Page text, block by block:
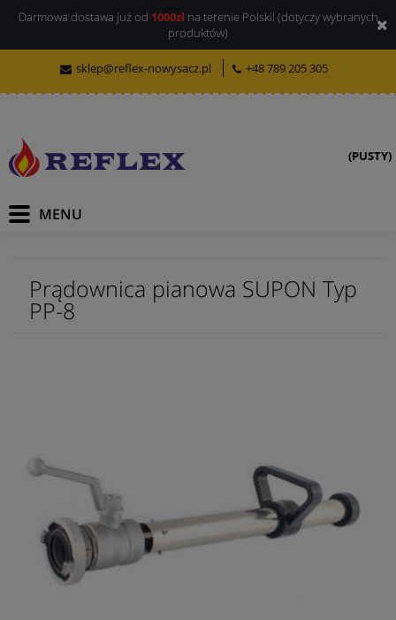
Darmowa dostawa już od 1000złna terenie Polski! (dotyczy wybranych
produktów)
sklep@reflex-nowysacz.pl +48 789 205 305
(PUSTY)
Prądownica pianowa SUPON Typ
PP-8